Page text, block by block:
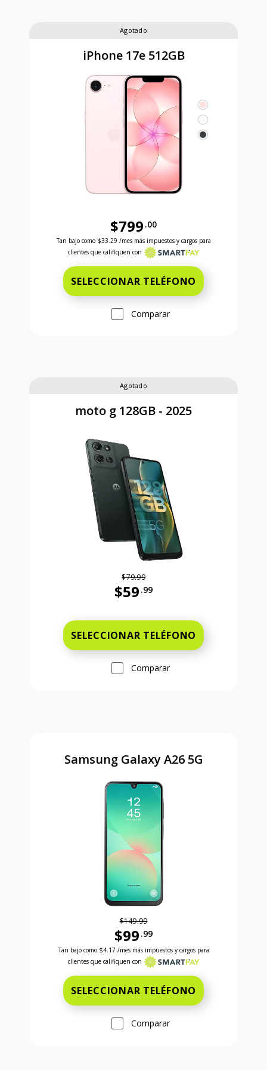
Agotado
iPhone 17e 512GB
$799 .00
Antes el precio era 799 dollars and 00 cents
Tan bajo como $33.29 /mes más impuestos y cargos para
clientes que califiquen con
SELECCIONAR TELÉFONO
Comparar
Agotado
moto g 128GB - 2025
$79.99
$59 .99
SELECCIONAR TELÉFONO
Comparar
Samsung Galaxy A26 5G
$149.99
$99 .99
Antes el precio era 149 dollars and 99 cents
Tan bajo como $4.17 /mes más impuestos y cargos para
clientes que califiquen con
SELECCIONAR TELÉFONO
Comparar